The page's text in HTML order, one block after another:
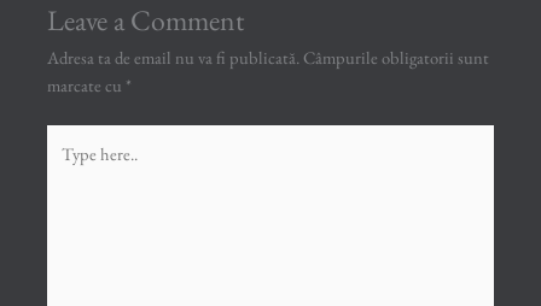
Leave a Comment
Adresa ta de email nu va fi publicată. Câmpurile obligatorii sunt
marcate cu *
here..